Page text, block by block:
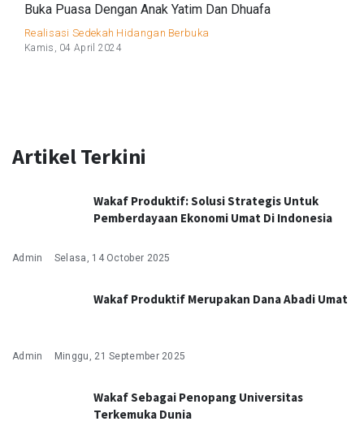
Buka Puasa Dengan Anak Yatim Dan Dhuafa
Realisasi Sedekah Hidangan Berbuka
Kamis, 04 April 2024
Artikel Terkini
Wakaf Produktif: Solusi Strategis Untuk
Pemberdayaan Ekonomi Umat Di Indonesia
Admin Selasa, 14 October 2025
Wakaf Produktif Merupakan Dana Abadi Umat
Admin Minggu, 21 September 2025
Wakaf Sebagai Penopang Universitas
Terkemuka Dunia